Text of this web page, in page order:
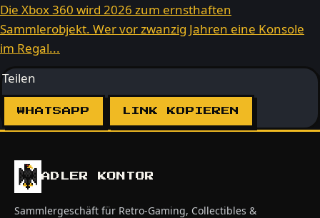
Die Xbox 360 wird 2026 zum ernsthaften
Sammlerobjekt. Wer vor zwanzig Jahren eine Konsole
im Regal...
Teilen
WHATSAPP LINK KOPIEREN
ADLER KONTOR
Sammlergeschäft für Retro-Gaming, Collectibles &